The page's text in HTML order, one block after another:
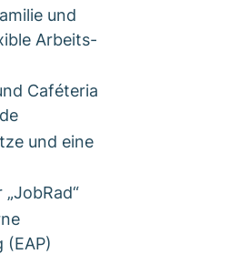
und
Arbeits-
Caféteria
und eine
(EAP)